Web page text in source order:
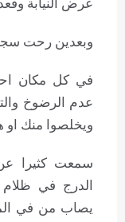
عرض النيابة وقعدت
وبعدين رحت سجن
في كل مكان
عدم الرضوخ
ويخلصوا منك او
سمعت كثيرا عن
الدرج في ظلام
يصاب من في